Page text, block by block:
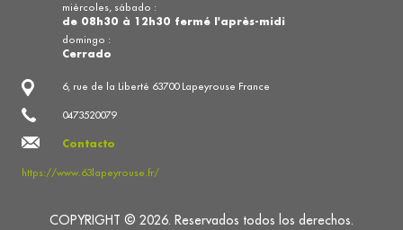
6, rue de la Liberté 63700 Lapeyrouse France
0473520079
Contacto
https://www.63lapeyrouse.fr/
miércoles, sábado :
de 08h30 à 12h30 fermé l'après-midi
domingo :
Cerrado
COPYRIGHT © 2026. Reservados todos los derechos.